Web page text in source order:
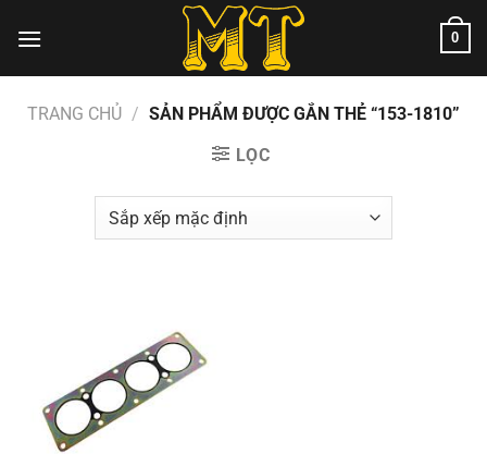
đến
0
TRANG CHỦ / SẢN PHẨM ĐƯỢC GẮN THẺ “153-1810”
LỌC